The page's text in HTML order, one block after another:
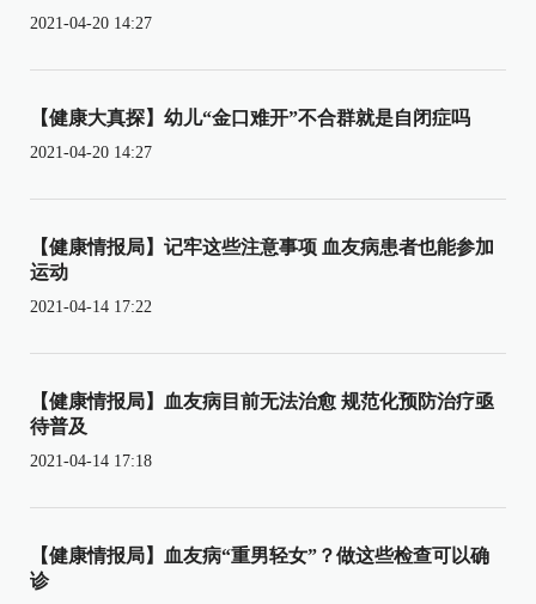
2021-04-20 14:27
【健康大真探】幼儿“金口难开”不合群就是自闭症吗
2021-04-20 14:27
【健康情报局】记牢这些注意事项 血友病患者也能参加
运动
2021-04-14 17:22
【健康情报局】血友病目前无法治愈 规范化预防治疗亟
待普及
2021-04-14 17:18
【健康情报局】血友病“重男轻女”？做这些检查可以确
诊